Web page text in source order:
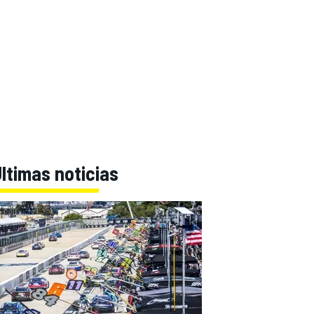
noticias